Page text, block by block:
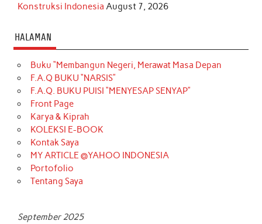
Konstruksi Indonesia August 7, 2026
HALAMAN
Buku “Membangun Negeri, Merawat Masa Depan
F.A.Q BUKU “NARSIS”
F.A.Q. BUKU PUISI “MENYESAP SENYAP”
Front Page
Karya & Kiprah
KOLEKSI E-BOOK
Kontak Saya
MY ARTICLE @YAHOO INDONESIA
Portofolio
Tentang Saya
September 2025